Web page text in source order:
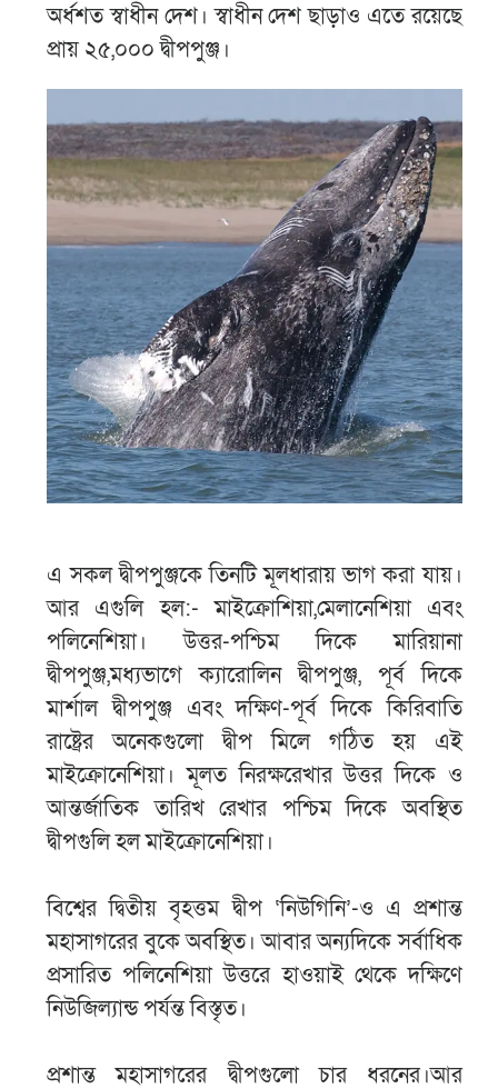
অর্ধশত স্বাধীন দেশ। স্বাধীন দেশ ছাড়াও এতে রয়েছে
প্রায় ২৫,০০০ দ্বীপপুঞ্জ।
এ সকল দ্বীপপুঞ্জকে তিনটি মূলধারায় ভাগ করা যায়।
আর এগুলি হল:- মাইক্রোশিয়া,মেলানেশিয়া এবং
পলিনেশিয়া। উত্তর-পশ্চিম দিকে মারিয়ানা
দ্বীপপুঞ্জ,মধ্যভাগে ক্যারোলিন দ্বীপপুঞ্জ, পূর্ব দিকে
মার্শাল দ্বীপপুঞ্জ এবং দক্ষিণ-পূর্ব দিকে কিরিবাতি
রাষ্ট্রের অনেকগুলো দ্বীপ মিলে গঠিত হয় এই
মাইক্রোনেশিয়া। মূলত নিরক্ষরেখার উত্তর দিকে ও
আন্তর্জাতিক তারিখ রেখার পশ্চিম দিকে অবস্থিত
দ্বীপগুলি হল মাইক্রোনেশিয়া।
বিশ্বের দ্বিতীয় বৃহত্তম দ্বীপ ‘নিউগিনি’-ও এ প্রশান্ত
মহাসাগরের বুকে অবস্থিত। আবার অন্যদিকে সর্বাধিক
প্রসারিত পলিনেশিয়া উত্তরে হাওয়াই থেকে দক্ষিণে
নিউজিল্যান্ড পর্যন্ত বিস্তৃত।
প্রশান্ত মহাসাগরের দ্বীপগুলো চার ধরনের।আর